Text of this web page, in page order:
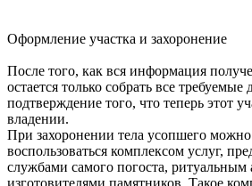
Оформление участка и захоронение
После того, как вся информация
остается только собрать все
подтверждение того, что теперь этот
владении.
При захоронении тела усопшего
воспользоваться комплексом услуг,
службами самого погоста, ритуальным